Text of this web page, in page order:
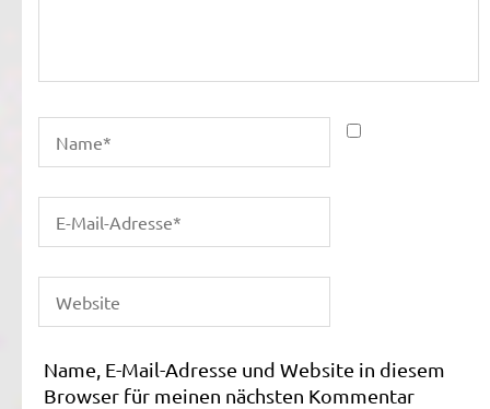
Name, E-Mail-Adresse und Website in diesem
Browser für meinen nächsten Kommentar